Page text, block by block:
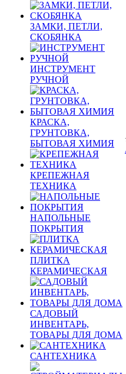
ЗАМКИ, ПЕТЛИ,
СКОБЯНКА
ИНСТРУМЕНТ
РУЧНОЙ
КРАСКА,
ГРУНТОВКА,
БЫТОВАЯ ХИМИЯ
КРЕПЕЖНАЯ
ТЕХНИКА
НАПОЛЬНЫЕ
ПОКРЫТИЯ
ПЛИТКА
КЕРАМИЧЕСКАЯ
САДОВЫЙ
ИНВЕНТАРЬ,
ТОВАРЫ ДЛЯ ДОМА
САНТЕХНИКА